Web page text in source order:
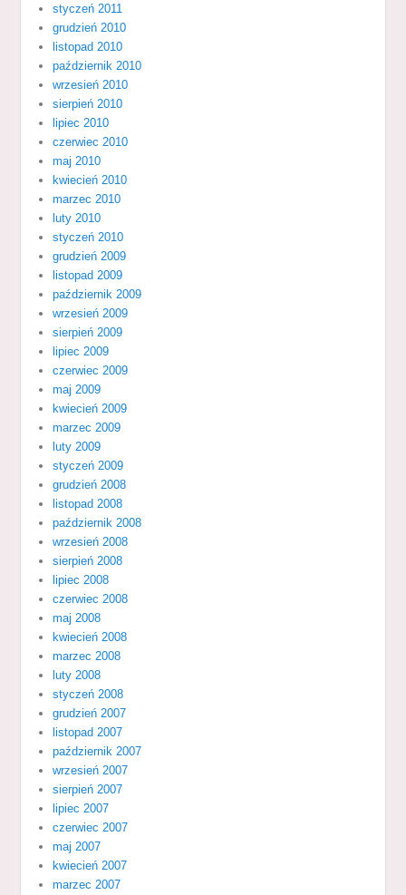
styczeń 2011
grudzień 2010
listopad 2010
październik 2010
wrzesień 2010
sierpień 2010
lipiec 2010
czerwiec 2010
maj 2010
kwiecień 2010
marzec 2010
luty 2010
styczeń 2010
grudzień 2009
listopad 2009
październik 2009
wrzesień 2009
sierpień 2009
lipiec 2009
czerwiec 2009
maj 2009
kwiecień 2009
marzec 2009
luty 2009
styczeń 2009
grudzień 2008
listopad 2008
październik 2008
wrzesień 2008
sierpień 2008
lipiec 2008
czerwiec 2008
maj 2008
kwiecień 2008
marzec 2008
luty 2008
styczeń 2008
grudzień 2007
listopad 2007
październik 2007
wrzesień 2007
sierpień 2007
lipiec 2007
czerwiec 2007
maj 2007
kwiecień 2007
marzec 2007